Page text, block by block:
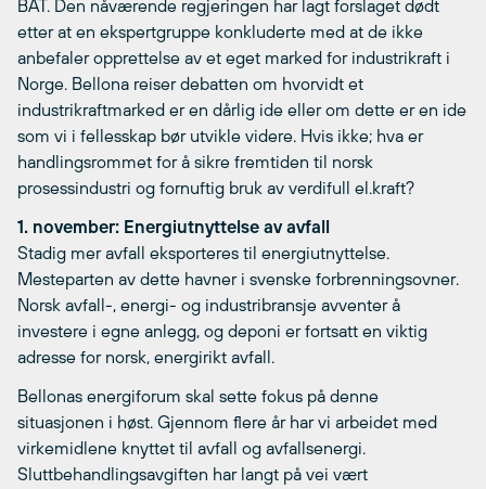
BAT. Den nåværende regjeringen har lagt forslaget dødt
etter at en ekspertgruppe konkluderte med at de ikke
anbefaler opprettelse av et eget marked for industrikraft i
Norge. Bellona reiser debatten om hvorvidt et
industrikraftmarked er en dårlig ide eller om dette er en ide
som vi i fellesskap bør utvikle videre. Hvis ikke; hva er
handlingsrommet for å sikre fremtiden til norsk
prosessindustri og fornuftig bruk av verdifull el.kraft?
1. november: Energiutnyttelse av avfall
Stadig mer avfall eksporteres til energiutnyttelse.
Mesteparten av dette havner i svenske forbrenningsovner.
Norsk avfall-, energi- og industribransje avventer å
investere i egne anlegg, og deponi er fortsatt en viktig
adresse for norsk, energirikt avfall.
Bellonas energiforum skal sette fokus på denne
situasjonen i høst. Gjennom flere år har vi arbeidet med
virkemidlene knyttet til avfall og avfallsenergi.
Sluttbehandlingsavgiften har langt på vei vært